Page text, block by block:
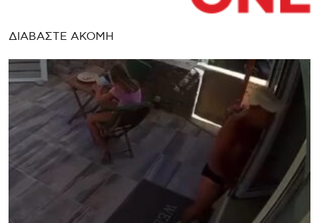
ΔΙΑΒΑΣΤΕ ΑΚΟΜΗ